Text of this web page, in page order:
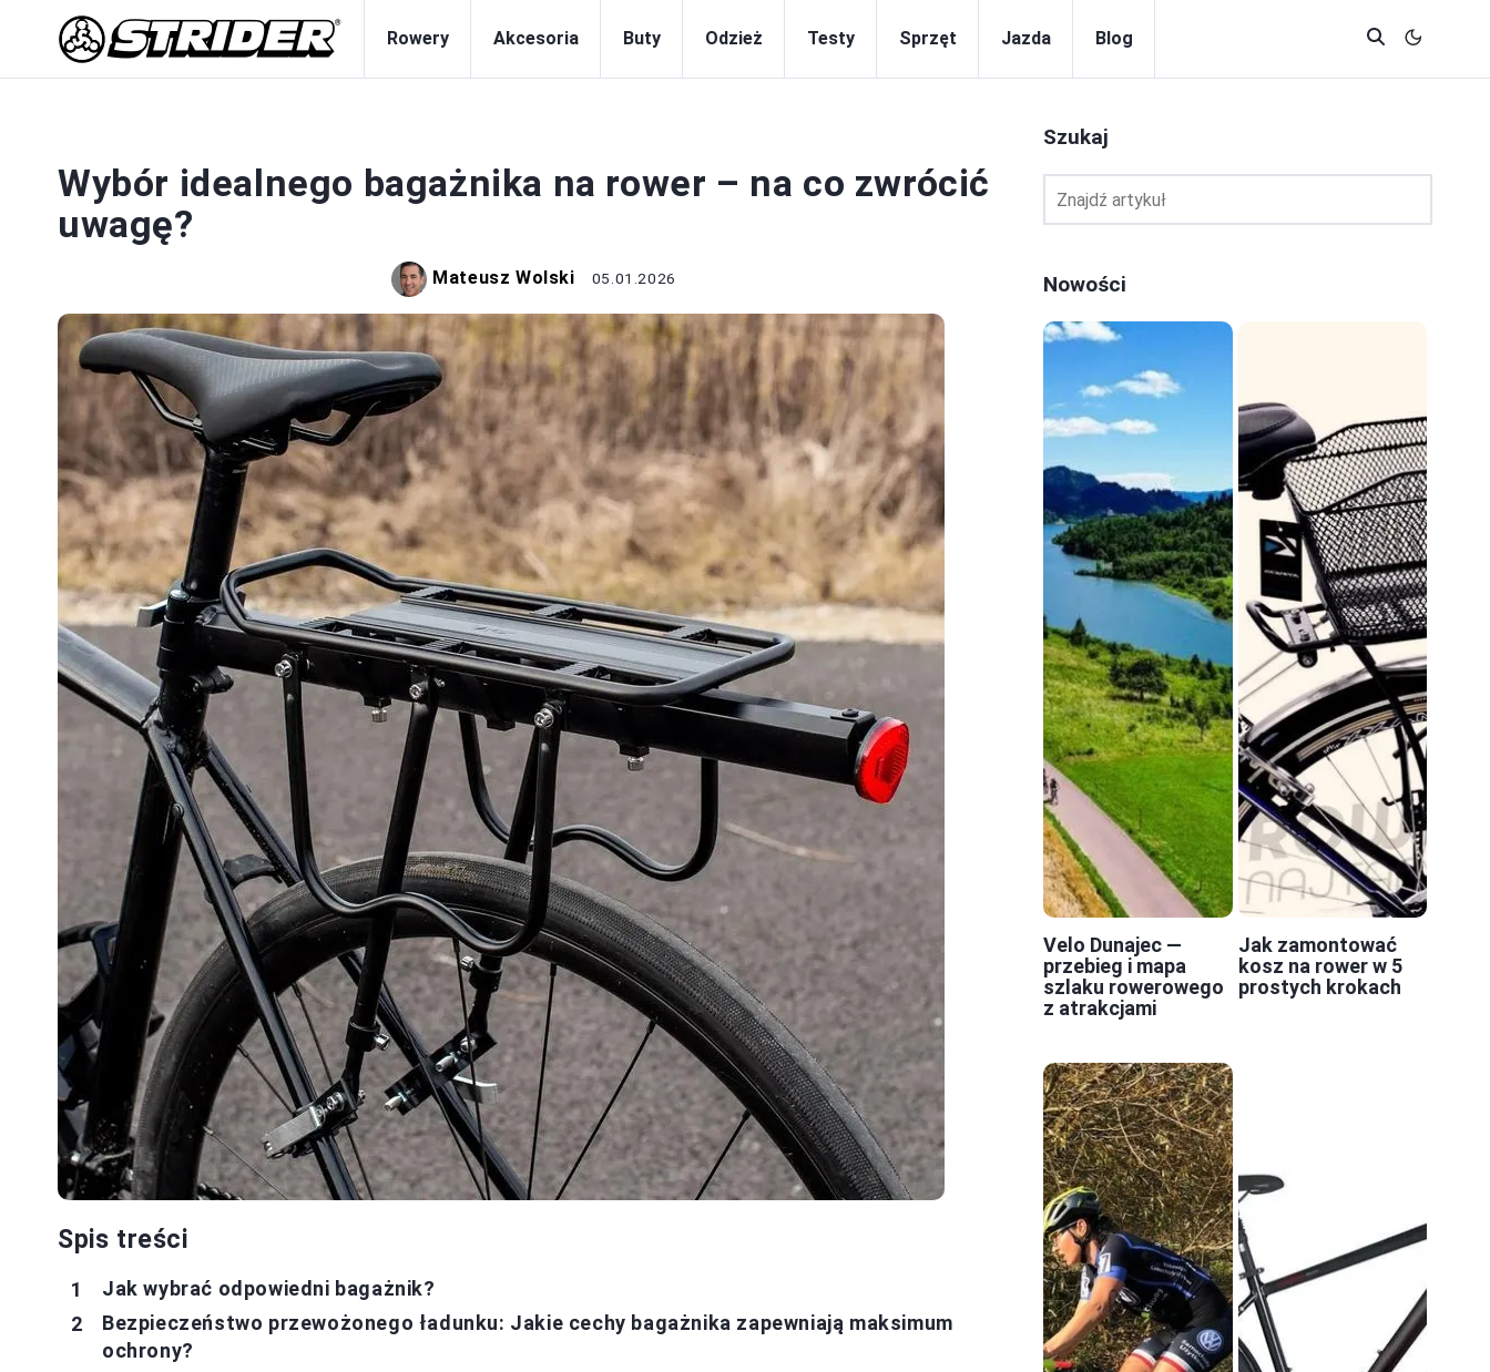
Rowery Akcesoria Buty Odzież Testy Sprzęt Jazda Blog
Wybór idealnego bagażnika na rower – na co zwrócić
uwagę?
Mateusz Wolski 05.01.2026
Spis treści
Jak wybrać odpowiedni bagażnik?
Bezpieczeństwo przewożonego ładunku: Jakie cechy bagażnika zapewniają maksimum
ochrony?
Szukaj
Nowości
Velo Dunajec —
przebieg i mapa
szlaku rowerowego
z atrakcjami
Jak zamontować
kosz na rower w 5
prostych krokach